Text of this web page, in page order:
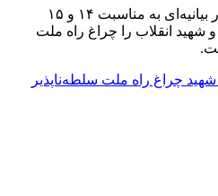
ارتش جمهوری اسلامی ایران در بیانیه‌ای به مناسبت ۱۴ و ۱۵
شهید انقلاب را چراغ راه ملت